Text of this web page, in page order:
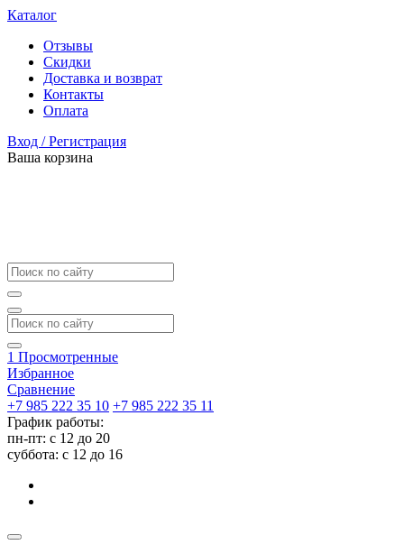
Каталог
Отзывы
Скидки
Доставка и возврат
Контакты
Оплата
Вход / Регистрация
Ваша корзина
1 Просмотренные
Избранное
Сравнение
+7 985 222 35 10 +7 985 222 35 11
График работы:
пн-пт: с 12 до 20
суббота: c 12 до 16